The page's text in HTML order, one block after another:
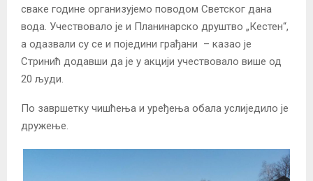
сваке године организујемо поводом Светског дана
вода. Учествовало је и Планинарско друштво „Кестен“,
а одазвали су се и поједини грађани – казао је
Стринић додавши да је у акцији учествовало више од
20 људи.
По завршетку чишћења и уређења обалa услиједило је
дружење.